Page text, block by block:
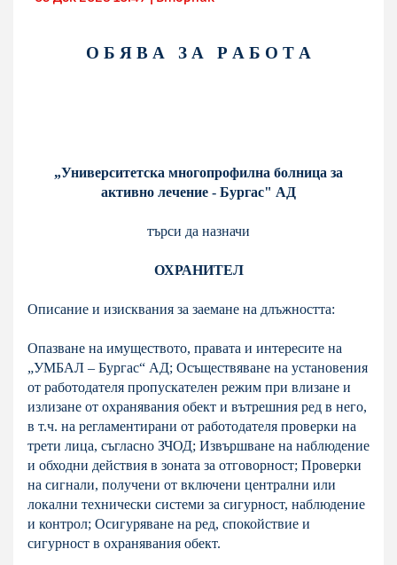
О Б Я В А З А Р А Б О Т А
„Университетска многопрофилна болница за
активно лечение - Бургас" АД
търси да назначи
ОХРАНИТЕЛ
Описание и изисквания за заемане на длъжността:
Опазване на имуществото, правата и интересите на
„УМБАЛ – Бургас“ АД; Осъществяване на установения
от работодателя пропускателен режим при влизане и
излизане от охранявания обект и вътрешния ред в него,
в т.ч. на регламентирани от работодателя проверки на
трети лица, съгласно ЗЧОД; Извършване на наблюдение
и обходни действия в зоната за отговорност; Проверки
на сигнали, получени от включени централни или
локални технически системи за сигурност, наблюдение
и контрол; Осигуряване на ред, спокойствие и
сигурност в охранявания обект.